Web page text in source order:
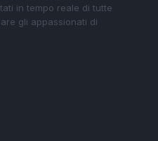
in tempo reale di tutte
gli appassionati di